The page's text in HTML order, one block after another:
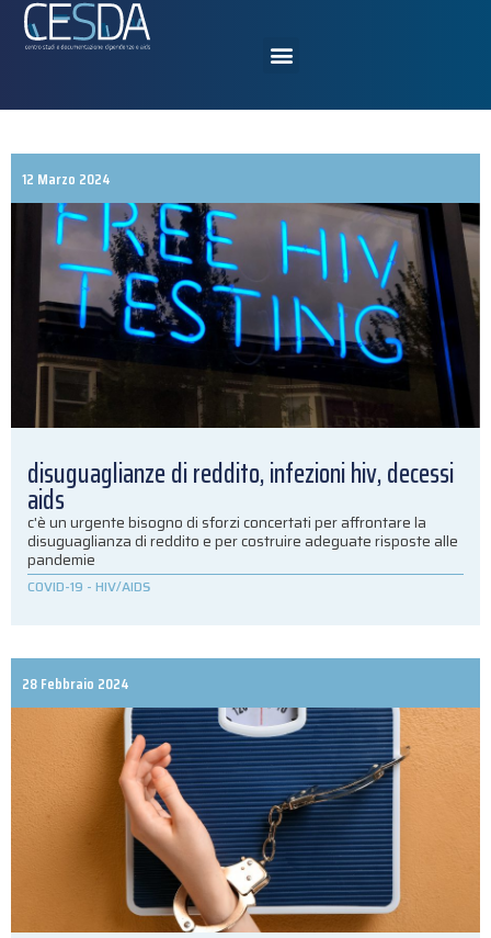
12 Marzo 2024
disuguaglianze di reddito, infezioni hiv, decessi
aids
c'è un urgente bisogno di sforzi concertati per affrontare la
disuguaglianza di reddito e per costruire adeguate risposte alle
pandemie
COVID-19 - HIV/AIDS
28 Febbraio 2024